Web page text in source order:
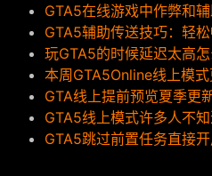
GTA5在线游戏中作弊和
GTA5辅助传送技巧：轻
玩GTA5的时候延迟太高怎
本周GTA5Online线上模
GTA线上提前预览夏季更
GTA5线上模式许多人不
GTA5跳过前置任务直接